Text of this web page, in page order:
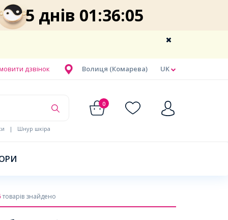
5 днів 01:36:04
UK
Волиця (Комарева)
дзвінок
0
| Шнур шкіра
товарів знайдено